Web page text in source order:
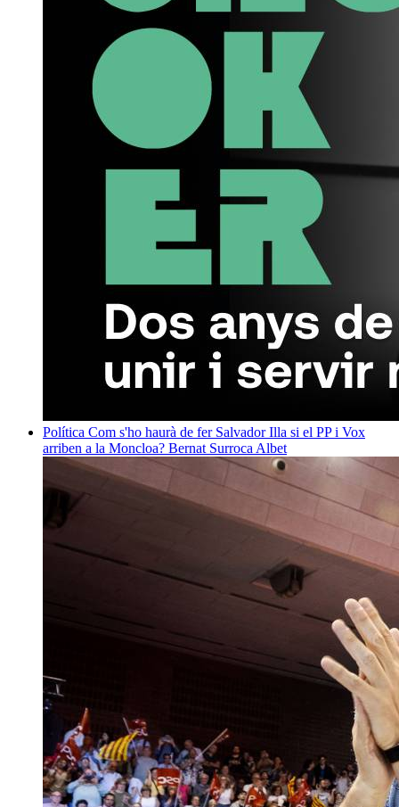
Política Com s'ho haurà de fer Salvador Illa si el PP i Vox
arriben a la Moncloa? Bernat Surroca Albet